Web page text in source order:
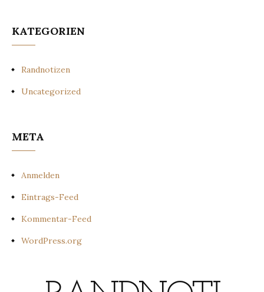
KATEGORIEN
Randnotizen
Uncategorized
META
Anmelden
Eintrags-Feed
Kommentar-Feed
WordPress.org